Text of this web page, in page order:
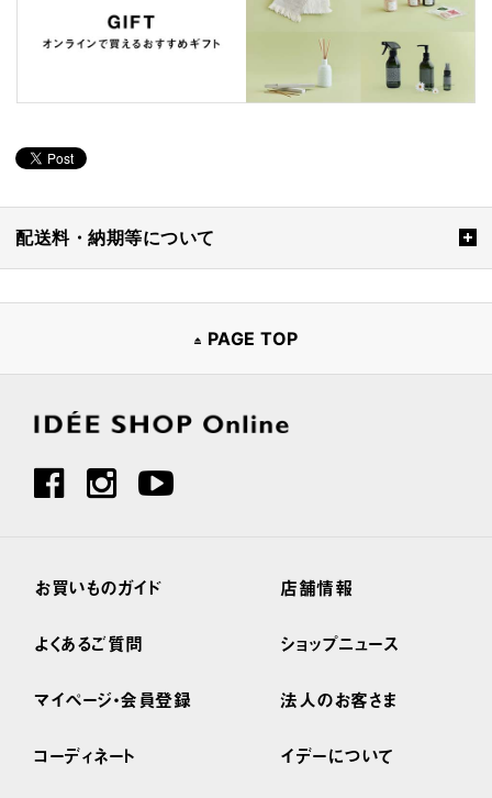
配送料・納期等について
PAGE TOP
お買いものガイド
よくあるご質問
マイページ・会員登録
コーディネート
店舗情報
ショップニュース
法人のお客さま
イデーについて